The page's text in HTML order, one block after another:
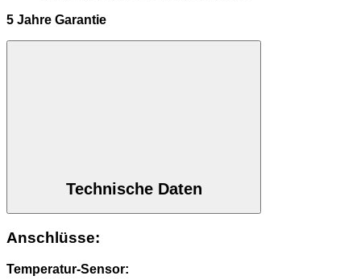
5 Jahre Garantie
Technische Daten
Anschlüsse:
Temperatur-Sensor: